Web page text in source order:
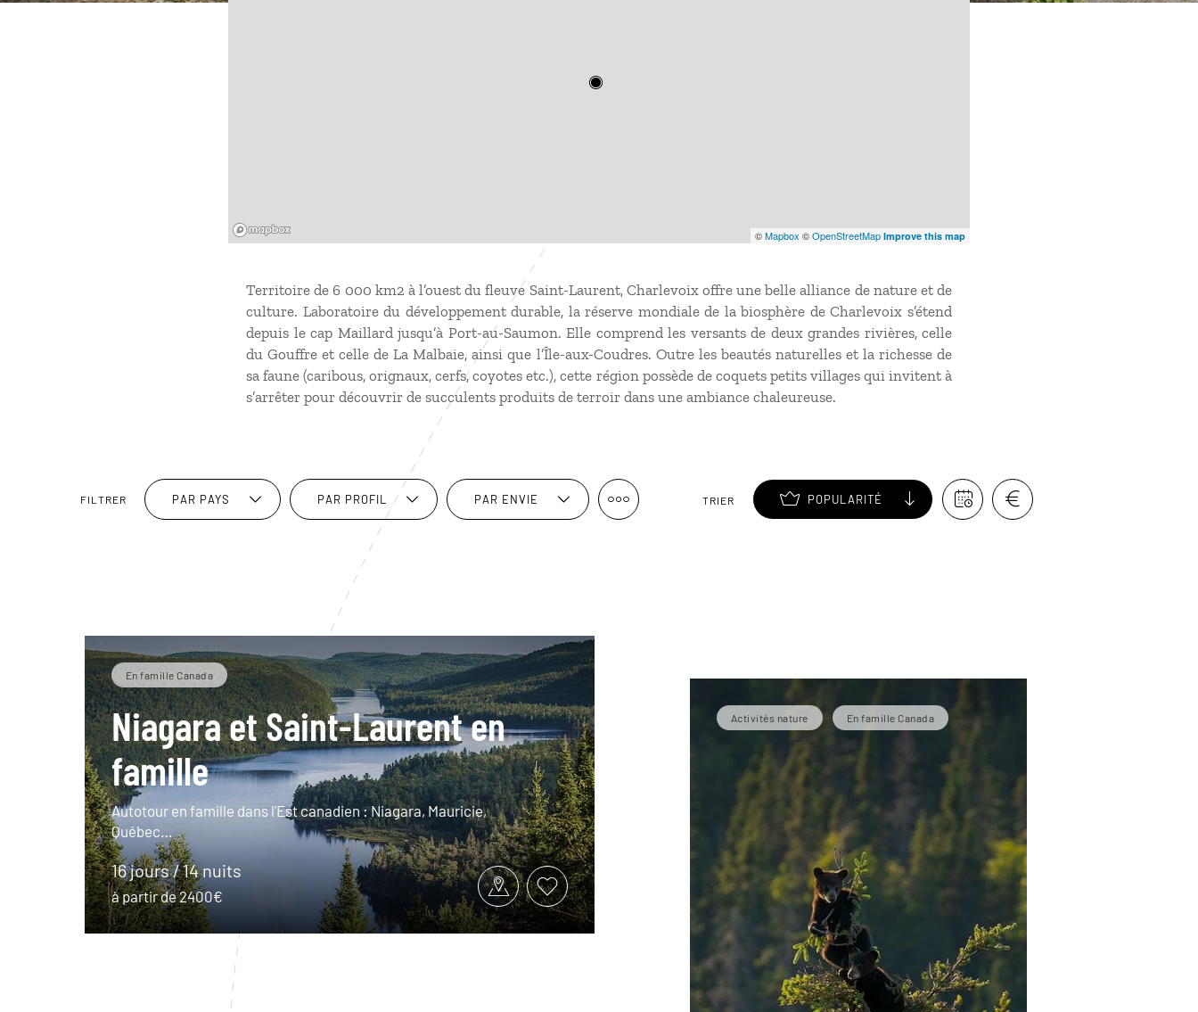
©Mapbox ©OpenStreetMap Improve this map
Territoire de 6 000 km2 à l’ouest du fleuve Saint-Laurent, Charlevoix offre une belle alliance de nature et de
culture. Laboratoire du développement durable, la réserve mondiale de la biosphère de Charlevoix s’étend
depuis le cap Maillard jusqu’à Port-au-Saumon. Elle comprend les versants de deux grandes rivières, celle
du Gouffre et celle de La Malbaie, ainsi que l’Île-aux-Coudres. Outre les beautés naturelles et la richesse de
sa faune (caribous, orignaux, cerfs, coyotes etc.), cette région possède de coquets petits villages qui invitent à
s’arrêter pour découvrir de succulents produits de terroir dans une ambiance chaleureuse.
FILTRER PAR PAYS PAR PROFIL PAR ENVIE TRIER POPULARITÉ
En famille Canada
Niagara et Saint-Laurent en
famille
Autotour en famille dans l’Est canadien : Niagara, Mauricie,
Québec…
16 jours / 14 nuits
à partir de 2400€
Activités nature En famille Canada